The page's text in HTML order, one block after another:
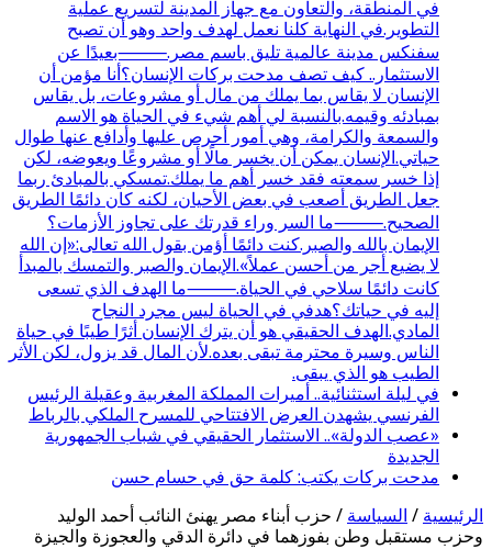
في المنطقة، والتعاون مع جهاز المدينة لتسريع عملية
التطوير.في النهاية كلنا نعمل لهدف واحد وهو أن تصبح
سفنكس مدينة عالمية تليق باسم مصر.⸻بعيدًا عن
الاستثمار.. كيف تصف مدحت بركات الإنسان؟أنا مؤمن أن
الإنسان لا يقاس بما يملك من مال أو مشروعات، بل يقاس
بمبادئه وقيمه.بالنسبة لي أهم شيء في الحياة هو الاسم
والسمعة والكرامة، وهي أمور أحرص عليها وأدافع عنها طوال
حياتي.الإنسان يمكن أن يخسر مالًا أو مشروعًا ويعوضه، لكن
إذا خسر سمعته فقد خسر أهم ما يملك.تمسكي بالمبادئ ربما
جعل الطريق أصعب في بعض الأحيان، لكنه كان دائمًا الطريق
الصحيح.⸻ما السر وراء قدرتك على تجاوز الأزمات؟
الإيمان بالله والصبر.كنت دائمًا أؤمن بقول الله تعالى:«إن الله
لا يضيع أجر من أحسن عملاً».الإيمان والصبر والتمسك بالمبدأ
كانت دائمًا سلاحي في الحياة.⸻ما الهدف الذي تسعى
إليه في حياتك؟هدفي في الحياة ليس مجرد النجاح
المادي.الهدف الحقيقي هو أن يترك الإنسان أثرًا طيبًا في حياة
الناس وسيرة محترمة تبقى بعده.لأن المال قد يزول، لكن الأثر
الطيب هو الذي يبقى.
في ليلة استثنائية.. أميرات المملكة المغربية وعقيلة الرئيس
الفرنسي يشهدن العرض الافتتاحي للمسرح الملكي بالرباط
«عصب الدولة».. الاستثمار الحقيقي في شباب الجمهورية
الجديدة
مدحت بركات يكتب: كلمة حق في حسام حسن
الرئيسية / السياسة / حزب أبناء مصر يهنئ النائب أحمد الوليد
وحزب مستقبل وطن بفوزهما في دائرة الدقي والعجوزة والجيزة